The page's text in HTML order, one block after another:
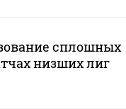
сплошных
низших лиг